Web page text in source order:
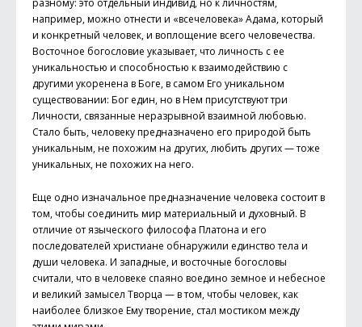
например, можно отнести и «всечеловека» Адама, который
и конкретный человек, и воплощение всего человечества.
Восточное богословие указывает, что личность с ее
уникальностью и способностью к взаимодействию с
другими укоренена в Боге, в самом Его уникальном
существовании: Бог един, но в Нем присутствуют три
Личности, связанные неразрывной взаимной любовью.
Стало быть, человеку предназначено его природой быть
уникальным, не похожим на других, любить других — тоже
уникальных, не похожих на него.
Еще одно изначальное предназначение человека состоит в
том, чтобы соединить мир материальный и духовный. В
отличие от языческого философа Платона и его
последователей христиане обнаружили единство тела и
души человека. И западные, и восточные богословы
считали, что в человеке спаяно воедино земное и небесное
и великий замысел Творца — в том, чтобы человек, как
наиболее близкое Ему творение, стал мостиком между